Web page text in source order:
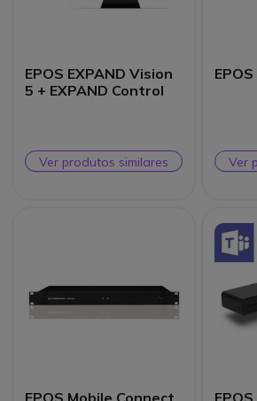
EPOS EXPAND Vision
5 + EXPAND Control
Ver produtos similares Ver
EPOS Mobile Connect